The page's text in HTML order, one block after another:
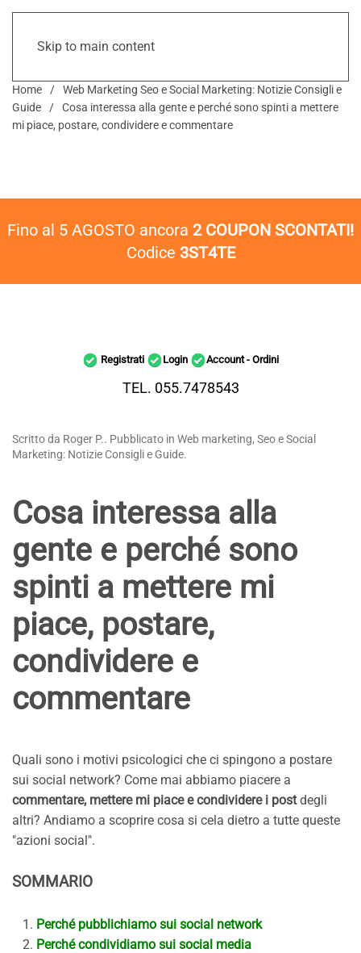
Skip to main content
Home
Web Marketing Seo e Social Marketing: Notizie Consigli e
Guide
Cosa interessa alla gente e perché sono spinti a mettere
mi piace, postare, condividere e commentare
Fino al 5 AGOSTO ancora 2 COUPON SCONTATI!
Codice 3ST4TE
Registrati Login Account - Ordini
TEL. 055.7478543
Scritto da Roger P.. Pubblicato in Web marketing, Seo e Social
Marketing: Notizie Consigli e Guide.
Cosa interessa alla
gente e perché sono
spinti a mettere mi
piace, postare,
condividere e
commentare
Quali sono i motivi psicologici che ci spingono a postare
sui social network? Come mai abbiamo piacere a
commentare, mettere mi piace e condividere i postdegli
altri? Andiamo a scoprire cosa si cela dietro a tutte queste
"azioni social".
SOMMARIO
Perché pubblichiamo sui social network
Perché condividiamo sui social media